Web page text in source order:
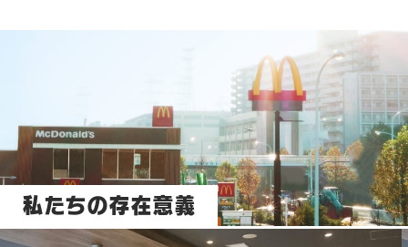
私たちの存在意義